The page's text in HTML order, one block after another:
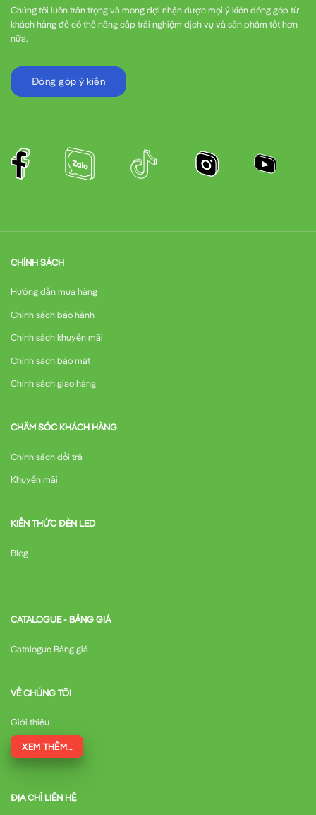
Chúng tôi luôn trân trọng và mong đợi nhận được mọi ý kiến đóng góp từ
khách hàng để có thể nâng cấp trải nghiệm dịch vụ và sản phẩm tốt hơn
nữa.
Đóng góp ý kiến
CHÍNH SÁCH
Hướng dẫn mua hàng
Chính sách bảo hành
Chính sách khuyến mãi
Chính sách bảo mật
Chính sách giao hàng
CHĂM SÓC KHÁCH HÀNG
Chính sách đổi trả
Khuyến mãi
KIẾN THỨC ĐÈN LED
Blog
CATALOGUE - BẢNG GIÁ
Catalogue Bảng giá
VỀ CHÚNG TÔI
Giới thiệu
XEM THÊM...
ĐỊA CHỈ LIÊN HỆ